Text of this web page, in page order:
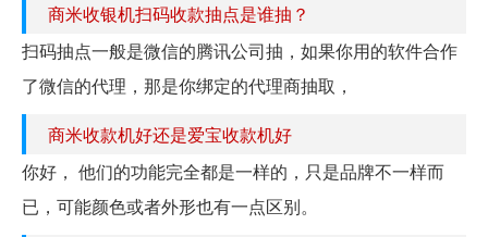
商米收银机扫码收款抽点是谁抽？
扫码抽点一般是微信的腾讯公司抽，如果你用的软件合作
了微信的代理，那是你绑定的代理商抽取，
商米收款机好还是爱宝收款机好
你好， 他们的功能完全都是一样的，只是品牌不一样而
已，可能颜色或者外形也有一点区别。